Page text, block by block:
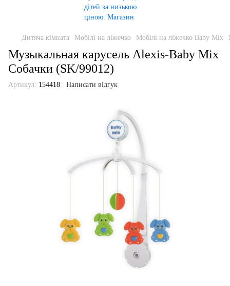
Дитяча кімната Мобілі на ліжечко Мобілі на ліжечко Baby Mix
Музыкальная карусель Alexis-Baby Mix
Собачки (SK/99012)
Артикул: 154418 Написати відгук